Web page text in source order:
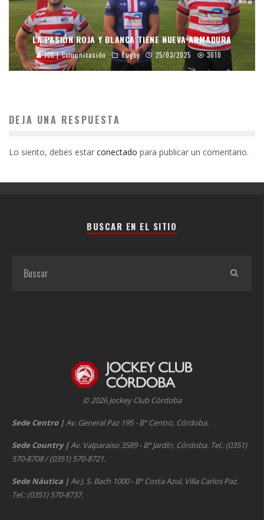
LA PASIÓN ROJA Y BLANCA TIENE NUEVA ARMADURA
JCC | Comunicación Rugby 25/03/2025 3010
DEJA UNA RESPUESTA
Lo siento, debes estar conectado para publicar un comentario.
BUSCAR EN EL SITIO
© 2026 Jockey Club Córdoba
Sede Centro |Av. General Paz 195 - Bº Centro, Córdoba.
Sede Country |Av. Valparaíso 3589 - Bº Jardín, Córdoba. Tel.: (0351)
570-8708 / (0351) 570-8721.
Sede Náutica |Av J. S. Bach 1000 - Bº Costa Azul, Villa Carlos Paz.
Tel.: (0351) 570-8737.